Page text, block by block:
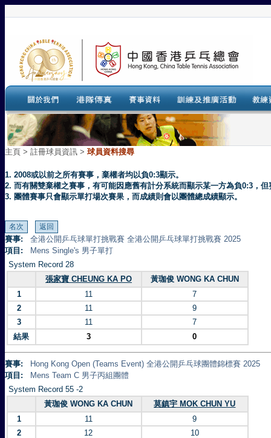
主頁 > 註冊球員資訊 > 球員資料搜尋
1. 2008或以前之所有賽事，棄權者均以負0:3顯示。
2. 而有關雙棄權之賽事，有可能因應舊有計分系統而顯示某一方為負0:3，
3. 團體賽事只會顯示單打場次賽果，而成績則會以團體總成績顯示。
賽事:
全港公開乒乓球單打挑戰賽 全港公開乒乓球單打挑戰賽 2025
項目:
Mens Single's 男子單打
System Record 28
張家寶 CHEUNG KA PO
黃珈俊 WONG KA CHUN
1
11
7
2
11
9
3
11
7
結果
3 0
賽事:
Hong Kong Open (Teams Event) 全港公開乒乓球團體錦標賽 2025
項目:
Mens Team C 男子丙組團體
System Record 55 -2
黃珈俊 WONG KA CHUN
莫鎮宇 MOK CHUN YU
1
11
9
2
12
10